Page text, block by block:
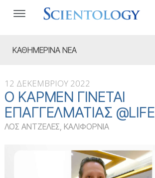
ΚΑΘΗΜΕΡΙΝΑ ΝΕΑ
12 ΔΕΚΕΜΒΡΙΟΥ 2022
Ο ΚΆΡΜΕΝ ΓΊΝΕΤΑΙ
ΕΠΑΓΓΕΛΜΑΤΊΑΣ @LIFE
ΛΟΣ ΑΝΤΖΕΛΕΣ, ΚΑΛΙΦΟΡΝΙΑ